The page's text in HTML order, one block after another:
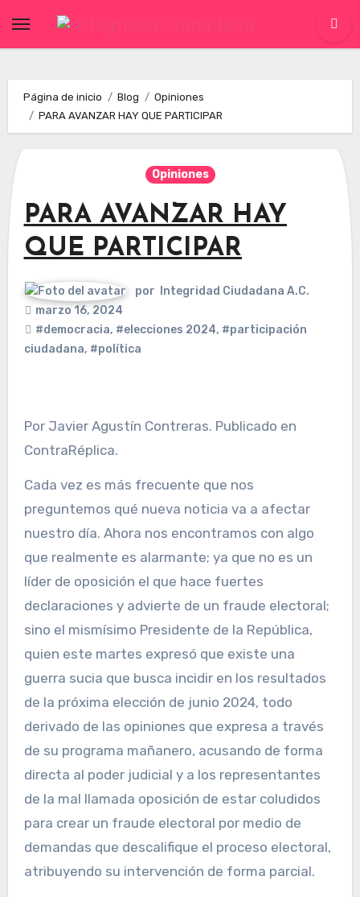
Página de inicio Blog
Opiniones
PARA AVANZAR HAY QUE PARTICIPAR
Opiniones
PARA AVANZAR HAY
QUE PARTICIPAR
por
Integridad Ciudadana A.C.
marzo 16, 2024
#democracia, #elecciones 2024, #participación
ciudadana, #política
Por Javier Agustín Contreras. Publicado en
ContraRéplica.
Cada vez es más frecuente que nos
preguntemos qué nueva noticia va a afectar
nuestro día. Ahora nos encontramos con algo
que realmente es alarmante; ya que no es un
líder de oposición el que hace fuertes
declaraciones y advierte de un fraude electoral;
sino el mismísimo Presidente de la República,
quien este martes expresó que existe una
guerra sucia que busca incidir en los resultados
de la próxima elección de junio 2024, todo
derivado de las opiniones que expresa a través
de su programa mañanero, acusando de forma
directa al poder judicial y a los representantes
de la mal llamada oposición de estar coludidos
para crear un fraude electoral por medio de
demandas que descalifique el proceso electoral,
atribuyendo su intervención de forma parcial.